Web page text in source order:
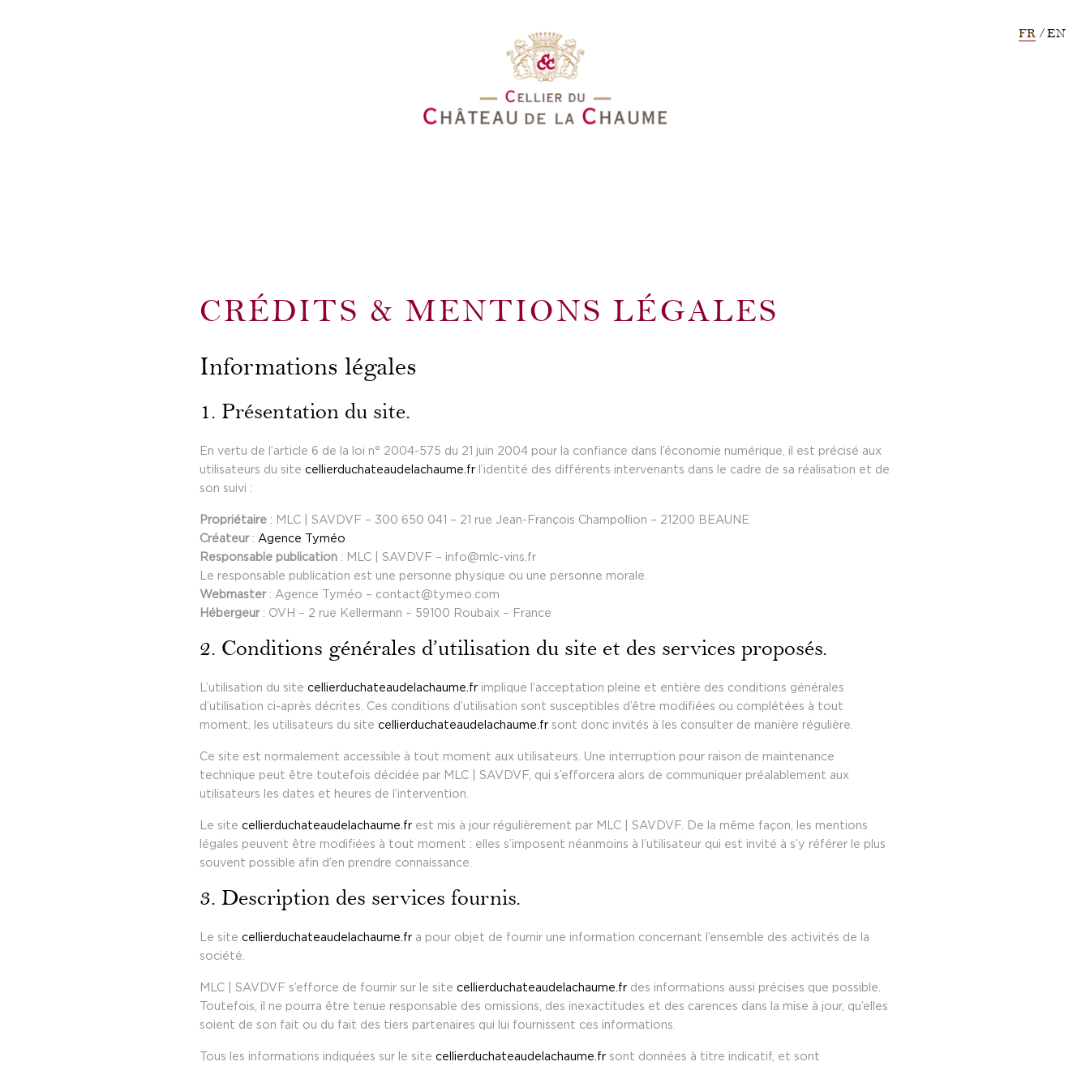
FR EN
CRÉDITS & MENTIONS LÉGALES
Informations légales
1. Présentation du site.
En vertu de l’article 6 de la loi n° 2004-575 du 21 juin 2004 pour la confiance dans l’économie numérique, il est précisé aux
utilisateurs du sitecellierduchateaudelachaume.fr l’identité des différents intervenants dans le cadre de sa réalisation et de
son suivi :
Propriétaire : MLC | SAVDVF – 300 650 041 – 21 rue Jean-François Champollion – 21200 BEAUNE
Créateur: Agence Tyméo
Responsable publication : MLC | SAVDVF – info@mlc-vins.fr
Le responsable publication est une personne physique ou une personne morale.
Webmaster: Agence Tyméo – contact@tymeo.com
Hébergeur: OVH – 2 rue Kellermann – 59100 Roubaix – France
2. Conditions générales d’utilisation du site et des services proposés.
L’utilisation du sitecellierduchateaudelachaume.fr implique l’acceptation pleine et entière des conditions générales
d’utilisation ci-après décrites. Ces conditions d’utilisation sont susceptibles d’être modifiées ou complétées à tout
moment, les utilisateurs du sitecellierduchateaudelachaume.fr sont donc invités à les consulter de manière régulière.
Ce site est normalement accessible à tout moment aux utilisateurs. Une interruption pour raison de maintenance
technique peut être toutefois décidée par MLC | SAVDVF, qui s’efforcera alors de communiquer préalablement aux
utilisateurs les dates et heures de l’intervention.
Le sitecellierduchateaudelachaume.fr est mis à jour régulièrement par MLC | SAVDVF. De la même façon, les mentions
légales peuvent être modifiées à tout moment : elles s’imposent néanmoins à l’utilisateur qui est invité à s’y référer le plus
souvent possible afin d’en prendre connaissance.
3. Description des services fournis.
Le sitecellierduchateaudelachaume.fr a pour objet de fournir une information concernant l’ensemble des activités de la
société.
MLC | SAVDVF s’efforce de fournir sur le sitecellierduchateaudelachaume.fr des informations aussi précises que possible.
Toutefois, il ne pourra être tenue responsable des omissions, des inexactitudes et des carences dans la mise à jour, qu’elles
soient de son fait ou du fait des tiers partenaires qui lui fournissent ces informations.
Tous les informations indiquées sur le sitecellierduchateaudelachaume.fr sont données à titre indicatif, et sont